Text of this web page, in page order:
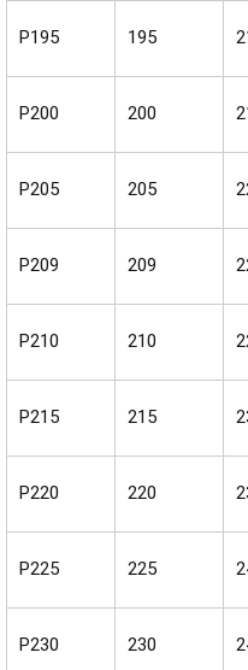
P195 195
P200 200
P205 205
P209 209
P210 210
P215 215
P220 220
P225 225
P230 230